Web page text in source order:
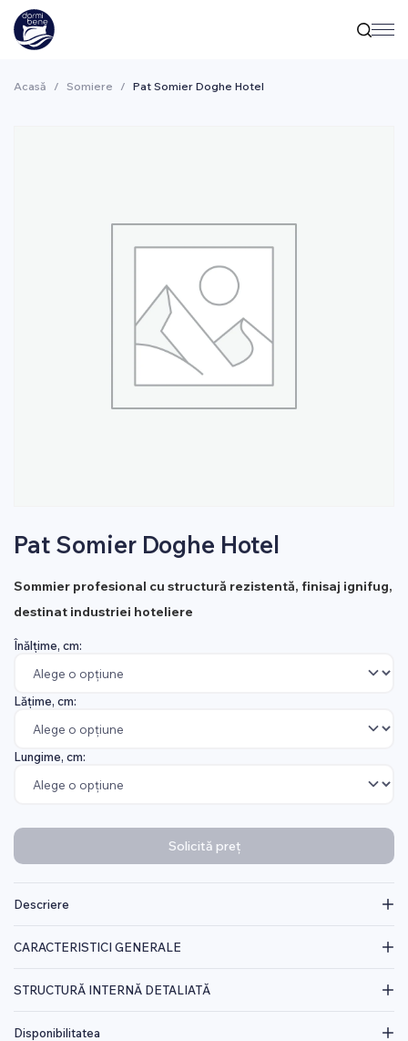
Acasă / Somiere / Pat Somier Doghe Hotel
Pat Somier Doghe Hotel
Sommier profesional cu structură rezistentă, finisaj ignifug,
destinat industriei hoteliere
Înălțime, cm:
Lățime, cm:
Lungime, cm:
Solicită preț
Descriere
CARACTERISTICI GENERALE
STRUCTURĂ INTERNĂ DETALIATĂ
Disponibilitatea